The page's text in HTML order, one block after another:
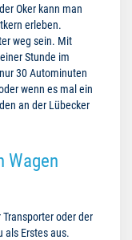
Oker kann man
erleben.
weg sein. Mit
Stunde im
30 Autominuten
wenn es mal ein
an der Lübecker
Wagen
oder der
als Erstes aus.